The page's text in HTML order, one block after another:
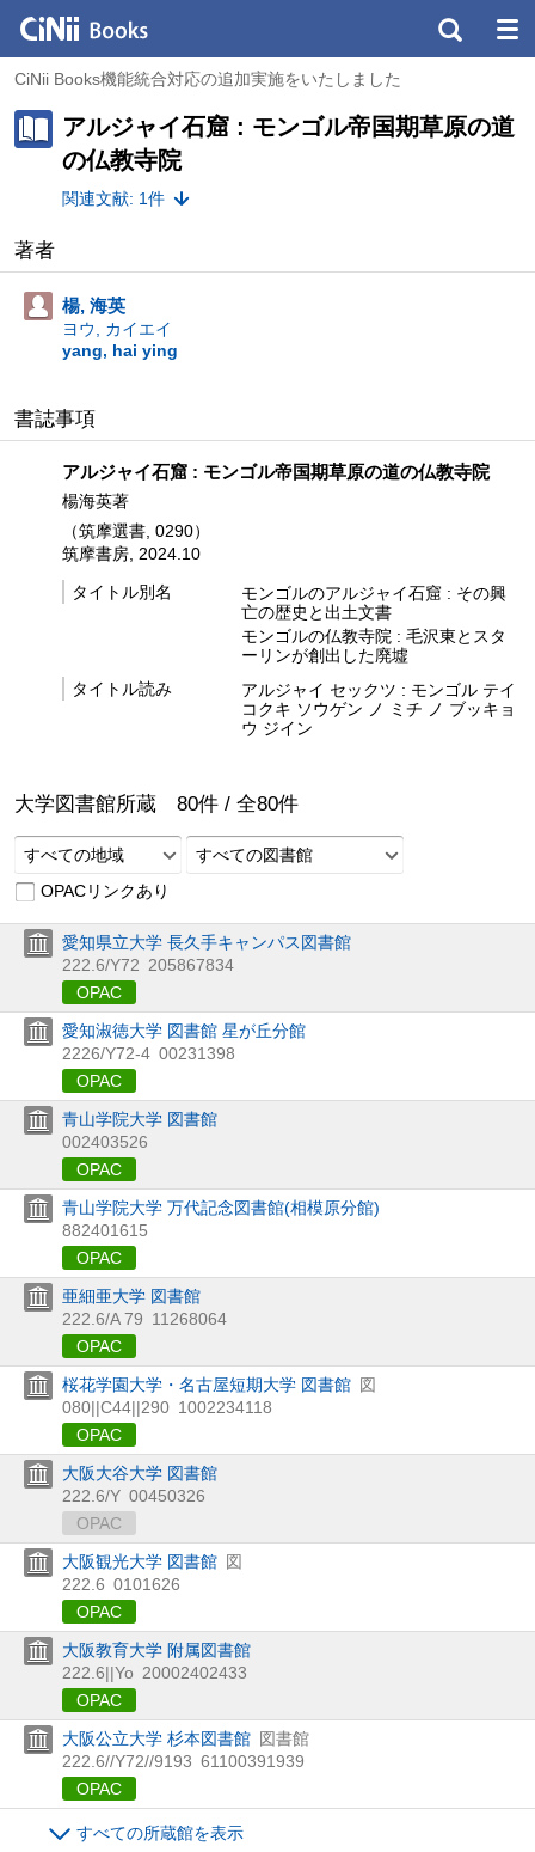
CiNii Books機能統合対応の追加実施をいたしました
アルジャイ石窟 : モンゴル帝国期草原の道
の仏教寺院
関連文献: 1件
著者
楊, 海英
ヨウ, カイエイ
yang, hai ying
書誌事項
アルジャイ石窟 : モンゴル帝国期草原の道の仏教寺院
楊海英著
（筑摩選書, 0290）
筑摩書房, 2024.10
タイトル別名
モンゴルのアルジャイ石窟 : その興
亡の歴史と出土文書
モンゴルの仏教寺院 : 毛沢東とスタ
ーリンが創出した廃墟
タイトル読み
アルジャイ セックツ : モンゴル テイ
コクキ ソウゲン ノ ミチ ノ ブッキョ
ウ ジイン
大学図書館所蔵 80件 / 全80件
すべての地域
すべての図書館
OPACリンクあり
愛知県立大学 長久手キャンパス図書館
222.6/Y72 205867834
OPAC
愛知淑徳大学 図書館 星が丘分館
2226/Y72-4 00231398
OPAC
青山学院大学 図書館
002403526
OPAC
青山学院大学 万代記念図書館(相模原分館)
882401615
OPAC
亜細亜大学 図書館
222.6/A 79 11268064
OPAC
桜花学園大学・名古屋短期大学 図書館 図
080||C44||290 1002234118
OPAC
大阪大谷大学 図書館
222.6/Y 00450326
OPAC
大阪観光大学 図書館 図
222.6 0101626
OPAC
大阪教育大学 附属図書館
222.6||Yo 20002402433
OPAC
大阪公立大学 杉本図書館 図書館
222.6//Y72//9193 61100391939
OPAC
すべての所蔵館を表示